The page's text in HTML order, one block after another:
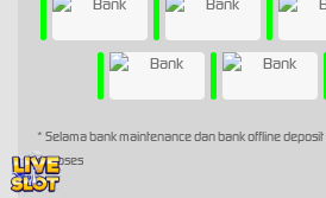
* Selama bank maintenance dan bank offline
diproses